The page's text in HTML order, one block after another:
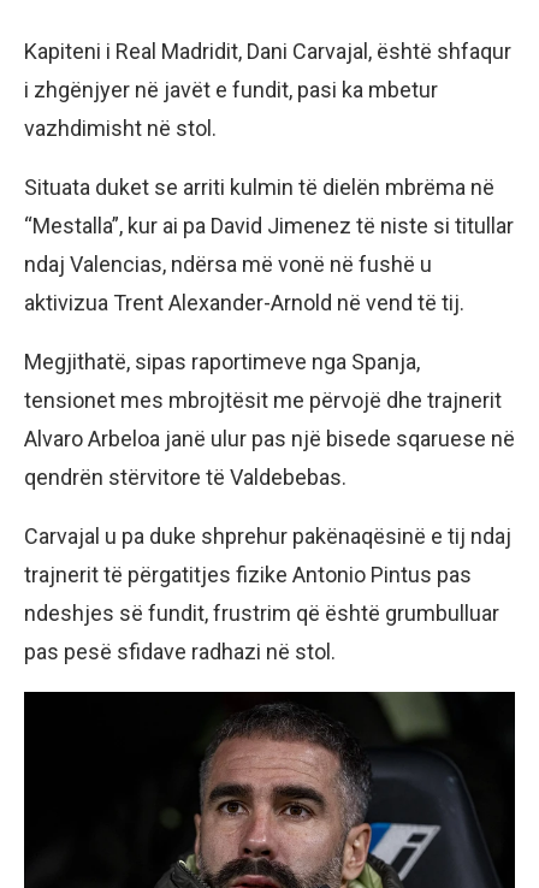
Kapiteni i Real Madridit, Dani Carvajal, është shfaqur
i zhgënjyer në javët e fundit, pasi ka mbetur
vazhdimisht në stol.
Situata duket se arriti kulmin të dielën mbrëma në
“Mestalla”, kur ai pa David Jimenez të niste si titullar
ndaj Valencias, ndërsa më vonë në fushë u
aktivizua Trent Alexander-Arnold në vend të tij.
Megjithatë, sipas raportimeve nga Spanja,
tensionet mes mbrojtësit me përvojë dhe trajnerit
Alvaro Arbeloa janë ulur pas një bisede sqaruese në
qendrën stërvitore të Valdebebas.
Carvajal u pa duke shprehur pakënaqësinë e tij ndaj
trajnerit të përgatitjes fizike Antonio Pintus pas
ndeshjes së fundit, frustrim që është grumbulluar
pas pesë sfidave radhazi në stol.